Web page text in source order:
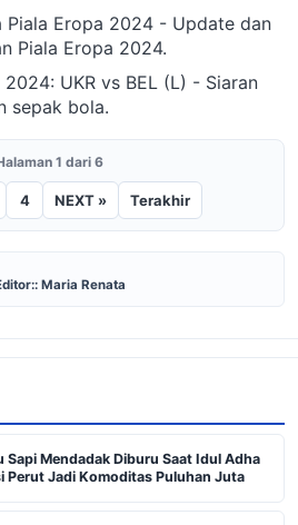
Piala Eropa 2024 - Update dan
Piala Eropa 2024.
UKR vs BEL (L) - Siaran
sepak bola.
1 dari 6
4 NEXT » Terakhir
Maria Renata
Sapi Mendadak Diburu Saat Idul Adha
Perut Jadi Komoditas Puluhan Juta